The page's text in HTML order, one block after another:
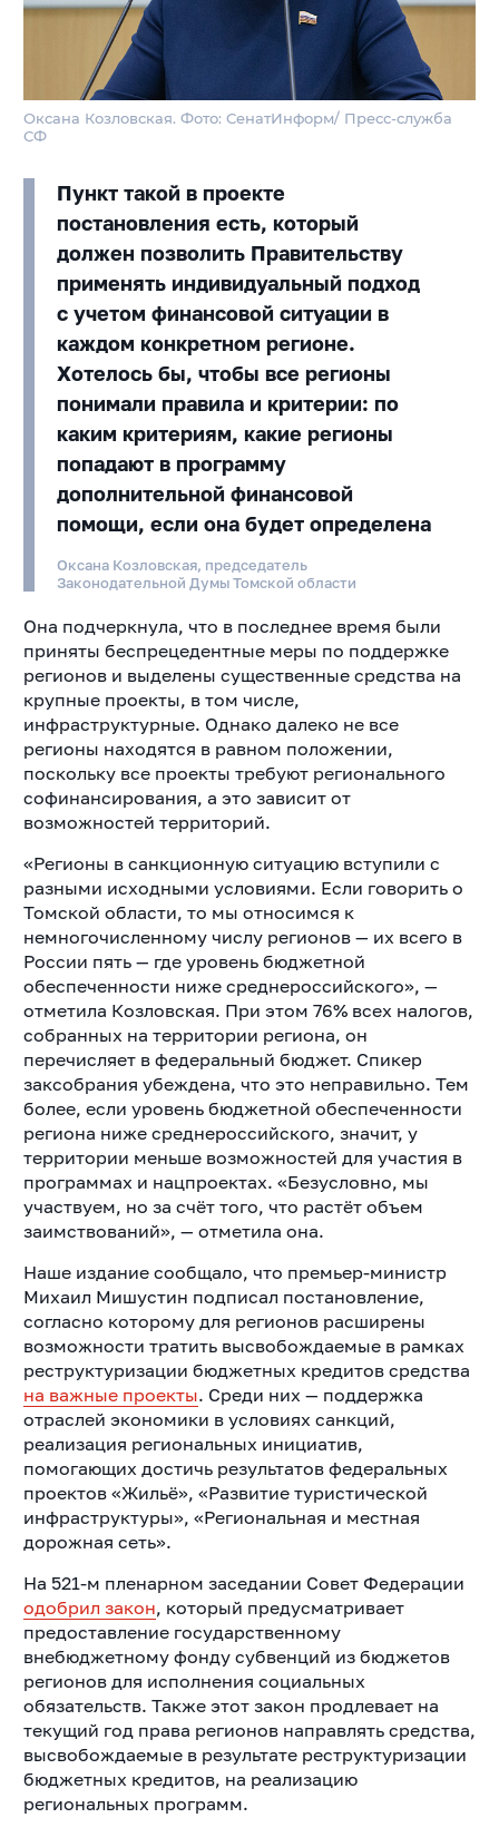
Оксана Козловская. Фото: СенатИнформ/ Пресс-служба
СФ
Пункт такой в проекте
постановления есть, который
должен позволить Правительству
применять индивидуальный подход
с учетом финансовой ситуации в
каждом конкретном регионе.
Хотелось бы, чтобы все регионы
понимали правила и критерии: по
каким критериям, какие регионы
попадают в программу
дополнительной финансовой
помощи, если она будет определена
Оксана Козловская, председатель
Законодательной Думы Томской области
Она подчеркнула, что в последнее время были
приняты беспрецедентные меры по поддержке
регионов и выделены существенные средства на
крупные проекты, в том числе,
инфраструктурные. Однако далеко не все
регионы находятся в равном положении,
поскольку все проекты требуют регионального
софинансирования, а это зависит от
возможностей территорий.
«Регионы в санкционную ситуацию вступили с
разными исходными условиями. Если говорить о
Томской области, то мы относимся к
немногочисленному числу регионов — их всего в
России пять — где уровень бюджетной
обеспеченности ниже среднероссийского», —
отметила Козловская. При этом 76% всех налогов,
собранных на территории региона, он
перечисляет в федеральный бюджет. Спикер
заксобрания убеждена, что это неправильно. Тем
более, если уровень бюджетной обеспеченности
региона ниже среднероссийского, значит, у
территории меньше возможностей для участия в
программах и нацпроектах. «Безусловно, мы
участвуем, но за счёт того, что растёт объем
заимствований», — отметила она.
Наше издание сообщало, что премьер-министр
Михаил Мишустин подписал постановление,
согласно которому для регионов расширены
возможности тратить высвобождаемые в рамках
реструктуризации бюджетных кредитов средства
на важные проекты. Среди них — поддержка
отраслей экономики в условиях санкций,
реализация региональных инициатив,
помогающих достичь результатов федеральных
проектов «Жильё», «Развитие туристической
инфраструктуры», «Региональная и местная
дорожная сеть».
На 521-м пленарном заседании Совет Федерации
одобрил закон, который предусматривает
предоставление государственному
внебюджетному фонду субвенций из бюджетов
регионов для исполнения социальных
обязательств. Также этот закон продлевает на
текущий год права регионов направлять средства,
высвобождаемые в результате реструктуризации
бюджетных кредитов, на реализацию
региональных программ.